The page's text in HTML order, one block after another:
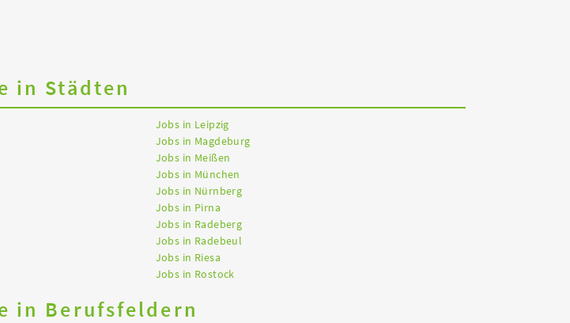
in Städten
Jobs in Leipzig
Jobs in Magdeburg
Jobs in Meißen
Jobs in München
Jobs in Nürnberg
Jobs in Pirna
Jobs in Radeberg
Jobs in Radebeul
Jobs in Riesa
Jobs in Rostock
in Berufsfeldern